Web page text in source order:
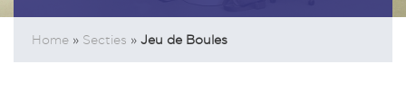
Home » Secties » Jeu de Boules